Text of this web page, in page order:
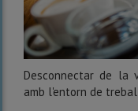
Desconnectar de la
amb l'entorn de